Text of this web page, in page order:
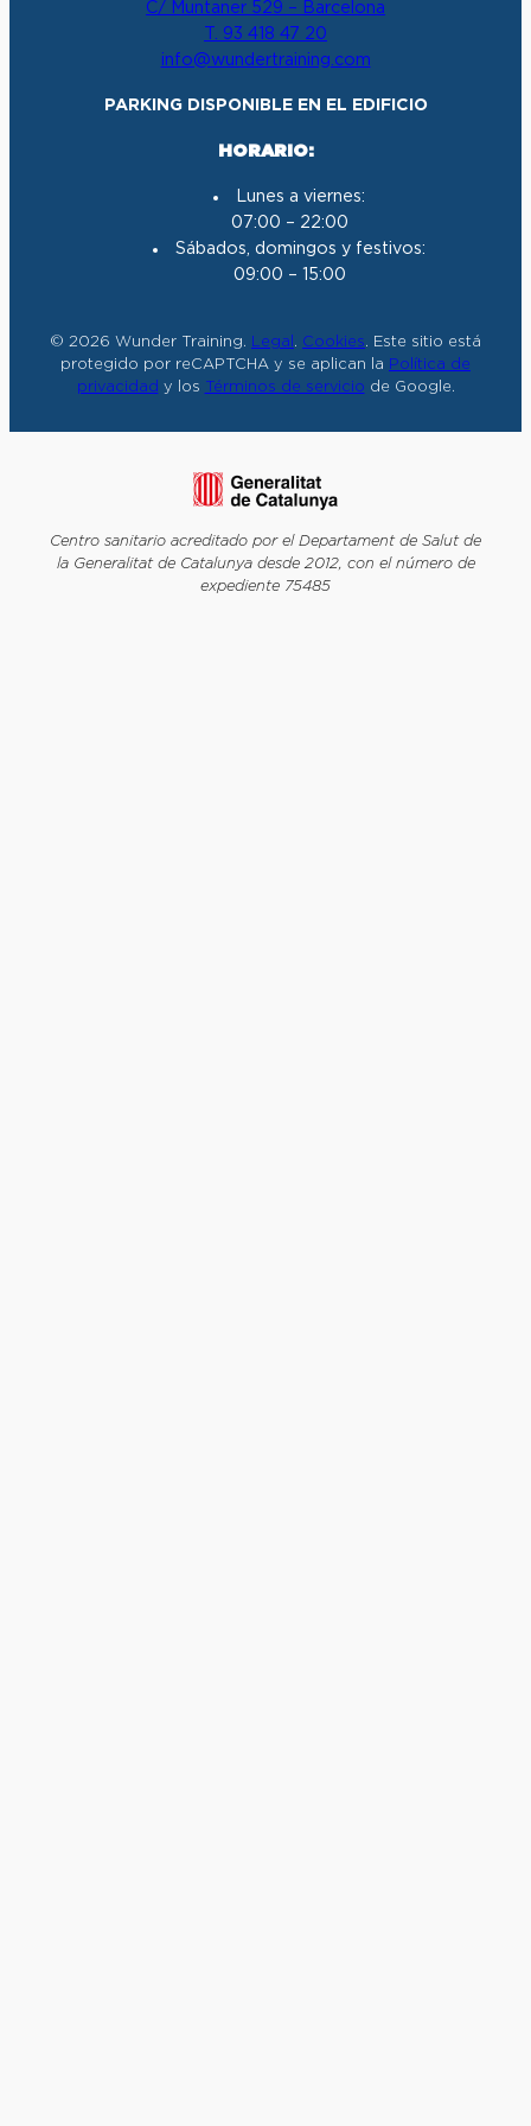
m
b
o
o
C/ Muntaner 529 – Barcelona
T. 93 418 47 20
info@wundertraining.com
PARKING DISPONIBLE EN EL EDIFICIO
HORARIO:
Lunes a viernes:
07:00 – 22:00
Sábados, domingos y festivos:
09:00 – 15:00
© 2026 Wunder Training. Legal . Cookies. Este sitio está
protegido por reCAPTCHA y se aplican la Política de
privacidad y los Términos de servicio de Google.
Centro sanitario acreditado por el Departament de Salut de
la Generalitat de Catalunya desde 2012, con el número de
expediente 75485